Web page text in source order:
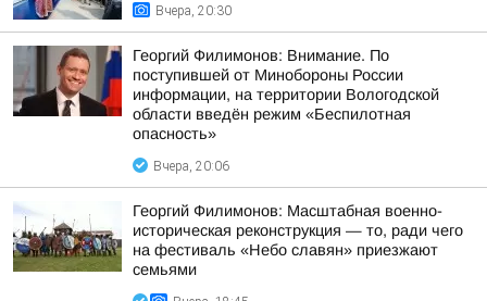
Вчера, 20:30
Георгий Филимонов: Внимание. По
поступившей от Минобороны России
информации, на территории Вологодской
области введён режим «Беспилотная
опасность»
Вчера, 20:06
Георгий Филимонов: Масштабная военно-
историческая реконструкция — то, ради чего
на фестиваль «Небо славян» приезжают
семьями